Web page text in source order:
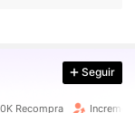
Seguir
Recompra